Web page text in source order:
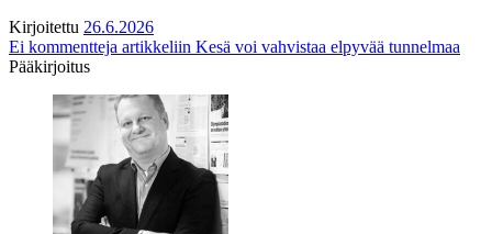
Kirjoitettu 26.6.2026
Ei kommentteja artikkeliin Kesä voi vahvistaa elpyvää tunnelmaa
Pääkirjoitus